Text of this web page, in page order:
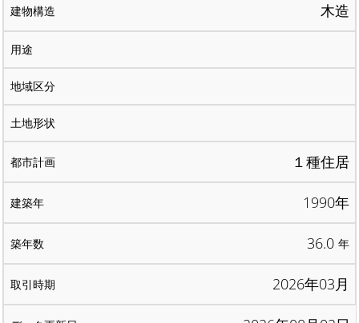
木造
１種住居
1990年
36.0 年
2026年03月